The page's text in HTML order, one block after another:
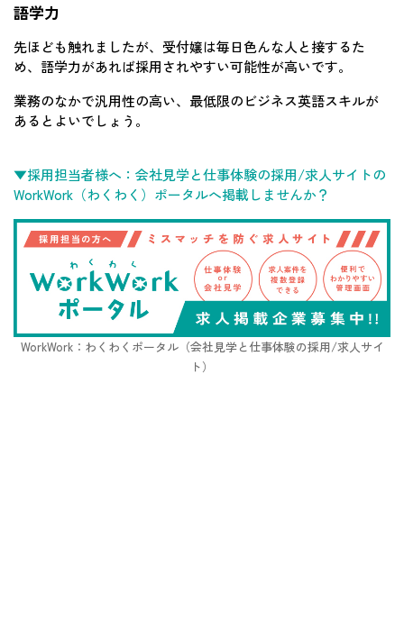
語学力
先ほども触れましたが、受付嬢は毎日色んな人と接するた
め、語学力があれば採用されやすい可能性が高いです。
業務のなかで汎用性の高い、最低限のビジネス英語スキルが
あるとよいでしょう。
▼採用担当者様へ：会社見学と仕事体験の採用/求人サイトの
WorkWork（わくわく）ポータルへ掲載しませんか？
WorkWork：わくわくポータル（会社見学と仕事体験の採用/求人サイ
ト）